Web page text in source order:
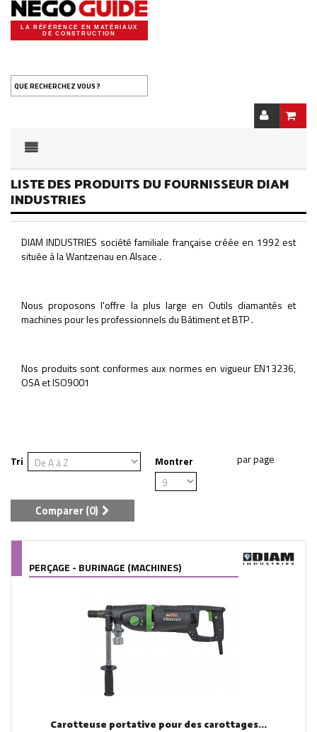
LA RÉFÉRENCE EN MATÉRIAUX
DE CONSTRUCTION
QUE RECHERCHEZ VOUS ?
LISTE DES PRODUITS DU FOURNISSEUR DIAM
INDUSTRIES
DIAM INDUSTRIES société familiale française créée en 1992 est
située à la Wantzenau en Alsace .
Nous proposons l'offre la plus large en Outils diamantés et
machines pour les professionnels du Bâtiment et BTP .
Nos produits sont conformes aux normes en vigueur EN13236,
OSA et ISO9001
Tri Montrer
Comparer (0)
PERÇAGE - BURINAGE (MACHINES)
Carotteuse portative pour des carottages...